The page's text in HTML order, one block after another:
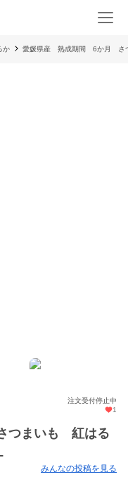
か 愛媛県産 熟成期間 6か月 さ
注文受付停止中
1
まいも 紅はる
みんなの投稿を見る